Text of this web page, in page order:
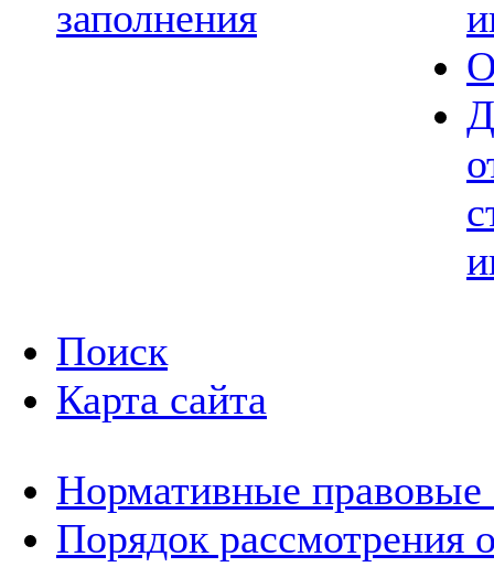
заполнения
Поиск
Карта сайта
Нормативные правовые
Порядок рассмотрения